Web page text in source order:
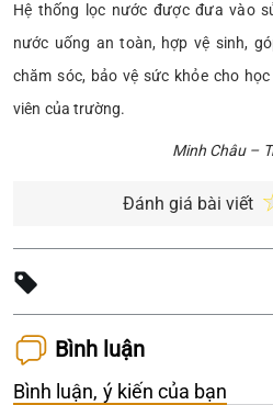
Hệ thống lọc nước được đưa vào
nước uống an toàn, hợp vệ sinh,
chăm sóc, bảo vệ sức khỏe cho
viên của trường.
Minh Châu –
Đánh giá bài viết
Bình luận
Bình luận, ý kiến của bạn